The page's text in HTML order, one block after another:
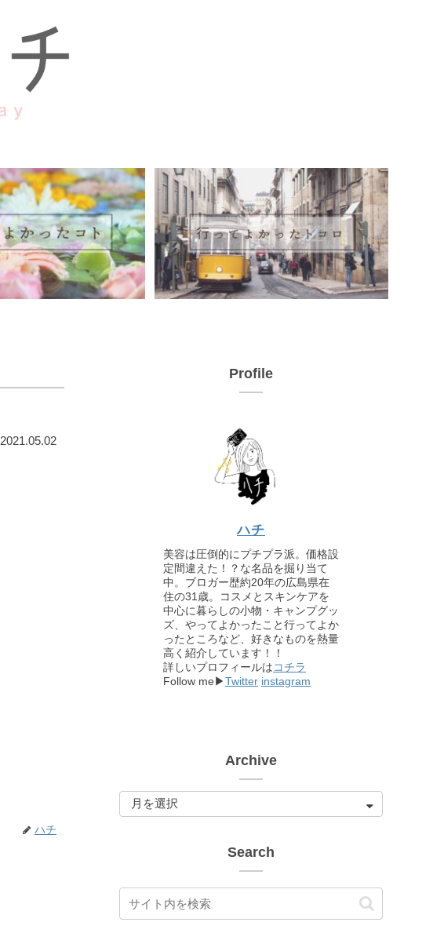
2021.05.02
ハチ
Profile
ハチ
美容は圧倒的にプチプラ派。価格設
定間違えた！？な名品を掘り当て
中。ブロガー歴約20年の広島県在
住の31歳。コスメとスキンケアを
中心に暮らしの小物・キャンプグッ
ズ、やってよかったこと行ってよか
ったところなど、好きなものを熱量
高く紹介しています！！
詳しいプロフィールはコチラ
Follow me▶Twitter instagram
Archive
Search